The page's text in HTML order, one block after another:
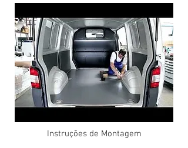
Instruções de Montagem